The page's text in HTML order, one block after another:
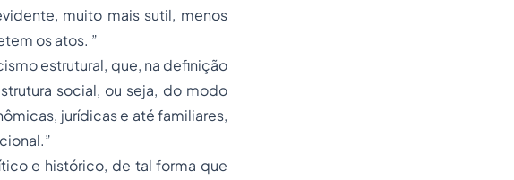
muito mais sutil, menos
os atos. ”
estrutural, que, na definição
social, ou seja, do modo
jurídicas e até familiares,
e histórico, de tal forma que